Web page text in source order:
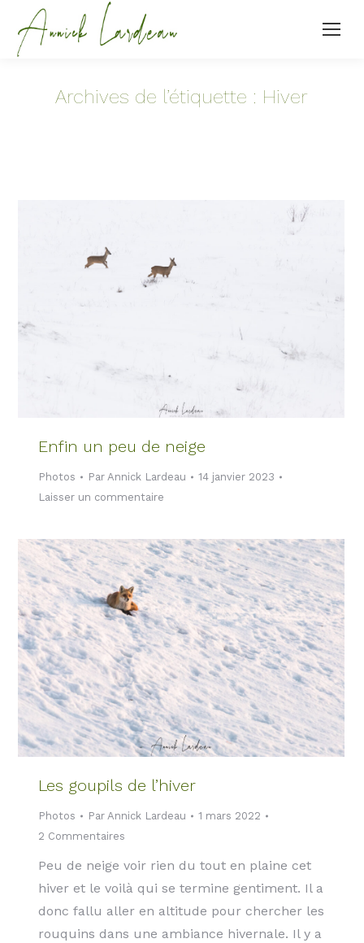
Archives de l’étiquette : Hiver
Enfin un peu de neige
Photos ParAnnick Lardeau
14 janvier 2023
Laisser un commentaire
Les goupils de l’hiver
Photos ParAnnick Lardeau
1 mars 2022
2 Commentaires
Peu de neige voir rien du tout en plaine cet
hiver et le voilà qui se termine gentiment. Il a
donc fallu aller en altitude pour chercher les
rouquins dans une ambiance hivernale. Il y a